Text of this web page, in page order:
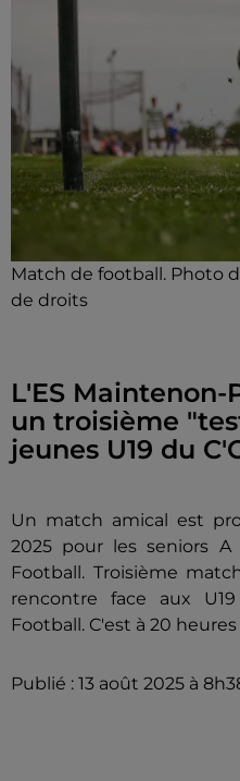
Match de football. Photo
de droits
L'ES
un troisième
jeunes U19 du
Un match amical est
2025 pour les seniors A
Football. Troisième
rencontre face aux
Football. C'est à 20
Publié : 13 août 2025 à